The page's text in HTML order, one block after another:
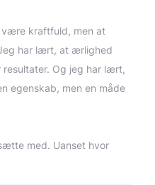
kraftfuld, men at
har lært, at ærlighed
Og jeg har lært,
egenskab, men en måde
med. Uanset hvor